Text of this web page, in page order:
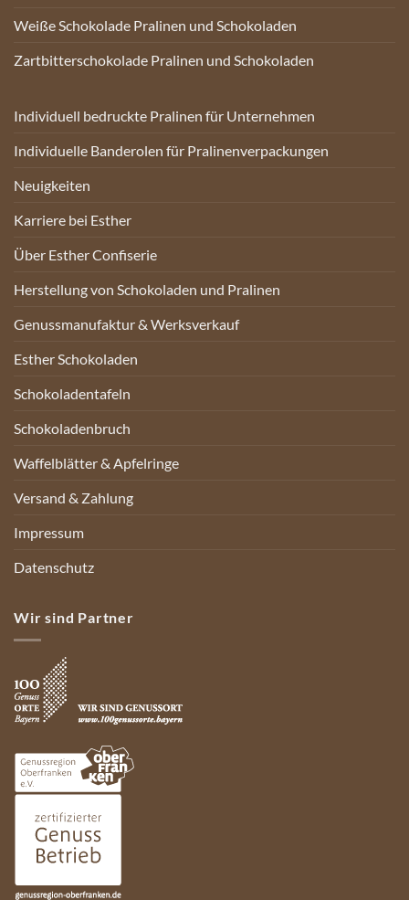
Weiße Schokolade Pralinen und Schokoladen
Zartbitterschokolade Pralinen und Schokoladen
Individuell bedruckte Pralinen für Unternehmen
Individuelle Banderolen für Pralinenverpackungen
Neuigkeiten
Karriere bei Esther
Über Esther Confiserie
Herstellung von Schokoladen und Pralinen
Genussmanufaktur & Werksverkauf
Esther Schokoladen
Schokoladentafeln
Schokoladenbruch
Waffelblätter & Apfelringe
Versand & Zahlung
Impressum
Datenschutz
Wir sind Partner